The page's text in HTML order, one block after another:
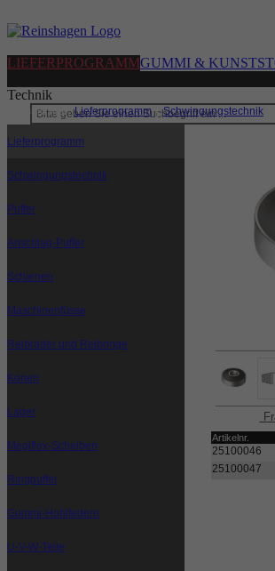
LIEFERPROGRAMMGUMMI &
Technik
Sie sind hier: Lieferprogramm | Schwingungstechnik
Lieferprogramm
Schwingungstechnik
Puffer
Anschlag-Puffer
Schienen
Maschinenfüsse
Reibräder und Reibringe
Konen
Lager
Megiflex-Scheiben
Ringpuffer
Gummi-Hohlfedern
U-V-W-Teile
Artikelnr.
25100046
25100047